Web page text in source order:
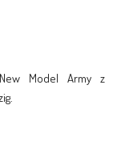
Model Army z